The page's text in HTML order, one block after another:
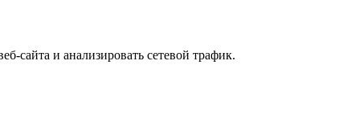
сайта и анализировать сетевой трафик.